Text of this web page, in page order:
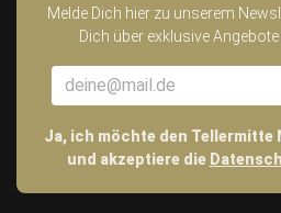
Melde Dich hier zu unserem
Dich über exklusive
Ja, ich möchte den Tellermitte
und akzeptiere die